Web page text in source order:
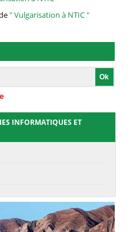
" Vulgarisation à NTIC "
INFORMATIQUES ET